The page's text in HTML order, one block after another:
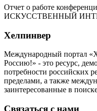
Отчет о работе
ИСКУССТВЕННЫЙ
Хелпинвер
Международный портал
Россию!» - это ресурс,
потребности российских
пределами, а также
заинтересованные в
Связаться с нами